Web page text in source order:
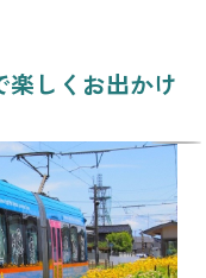
楽しくお出かけ